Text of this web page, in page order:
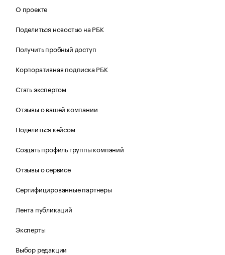
О проекте
Поделиться новостью на РБК
Получить пробный доступ
Корпоративная подписка РБК
Стать экспертом
Отзывы о вашей компании
Поделиться кейсом
Создать профиль группы компаний
Отзывы о сервисе
Сертифицированные партнеры
Лента публикаций
Эксперты
Выбор редакции